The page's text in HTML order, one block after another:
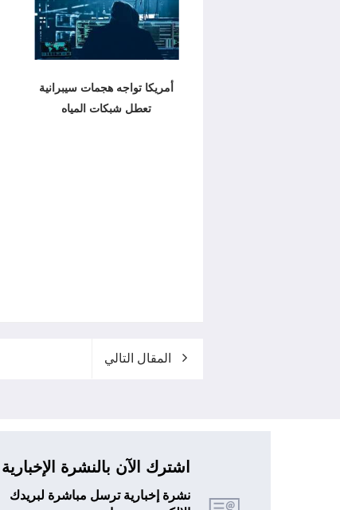
أمريكا تواجه هجمات سيبرانية
تعطل شبكات المياه
المقال التالي
اشترك الآن بالنشرة الإخبارية
نشرة إخبارية ترسل مباشرة لبريدك